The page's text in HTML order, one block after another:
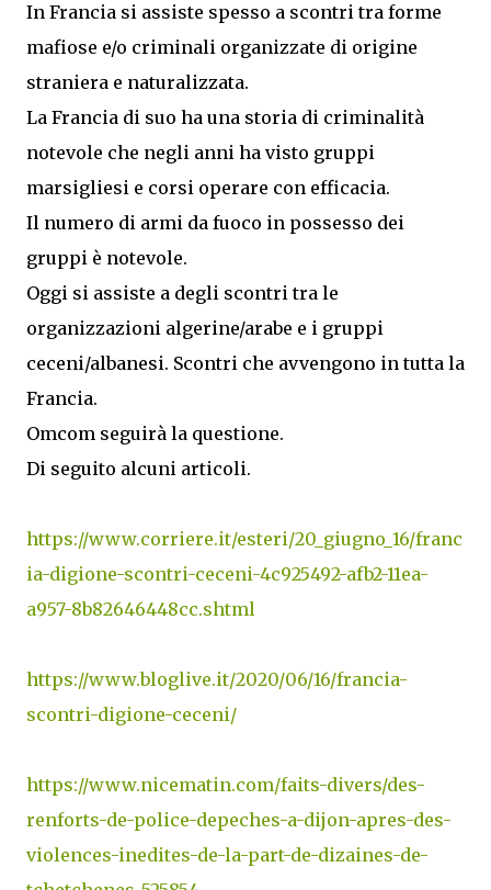
In Francia si assiste spesso a scontri tra forme
mafiose e/o criminali organizzate di origine
straniera e naturalizzata.
La Francia di suo ha una storia di criminalità
notevole che negli anni ha visto gruppi
marsigliesi e corsi operare con efficacia.
Il numero di armi da fuoco in possesso dei
gruppi è notevole.
Oggi si assiste a degli scontri tra le
organizzazioni algerine/arabe e i gruppi
ceceni/albanesi. Scontri che avvengono in tutta la
Francia.
Omcom seguirà la questione.
Di seguito alcuni articoli.
https://www.corriere.it/esteri/20_giugno_16/franc
ia-digione-scontri-ceceni-4c925492-afb2-11ea-
a957-8b82646448cc.shtml
https://www.bloglive.it/2020/06/16/francia-
scontri-digione-ceceni/
https://www.nicematin.com/faits-divers/des-
renforts-de-police-depeches-a-dijon-apres-des-
violences-inedites-de-la-part-de-dizaines-de-